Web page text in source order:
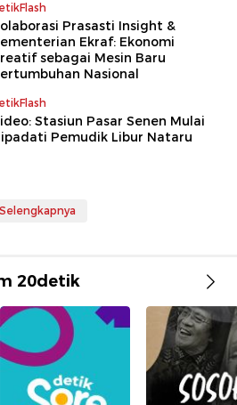
Prasasti Insight &
Ekraf: Ekonomi
sebagai Mesin Baru
Nasional
Stasiun Pasar Senen Mulai
Pemudik Libur Nataru
Selengkapnya
20detik